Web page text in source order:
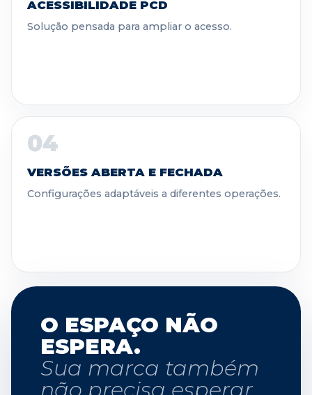
ACESSIBILIDADE PCD
Solução pensada para ampliar o acesso.
04
VERSÕES ABERTA E FECHADA
Configurações adaptáveis a diferentes operações.
O ESPAÇO NÃO
ESPERA.
Sua marca também
não precisa esperar.